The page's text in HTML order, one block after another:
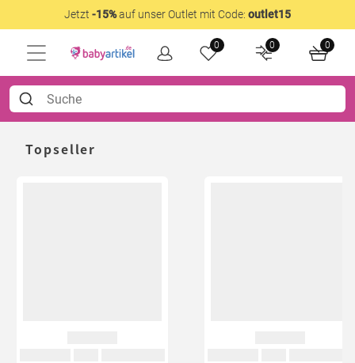
Jetzt -15%auf unser Outlet mit Code: outlet15
0 0 0
Topseller